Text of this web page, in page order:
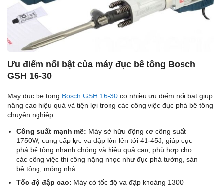
Ưu điểm nổi bật của máy đục bê tông Bosch
GSH 16-30
Máy đục bê tông Bosch GSH 16-30 có nhiều ưu điểm nổi bật giúp
nâng cao hiệu quả và tiện lợi trong các công việc đục phá bê tông
chuyên nghiệp:
Công suất mạnh mẽ: Máy sở hữu động cơ công suất
1750W, cung cấp lực va đập lớn lên tới 41-45J, giúp đục
phá bê tông nhanh chóng và hiệu quả cao, phù hợp cho
các công việc thi công nặng nhọc như đục phá tường, sàn
bê tông, móng nhà.
Tốc độ đập cao: Máy có tốc độ va đập khoảng 1300